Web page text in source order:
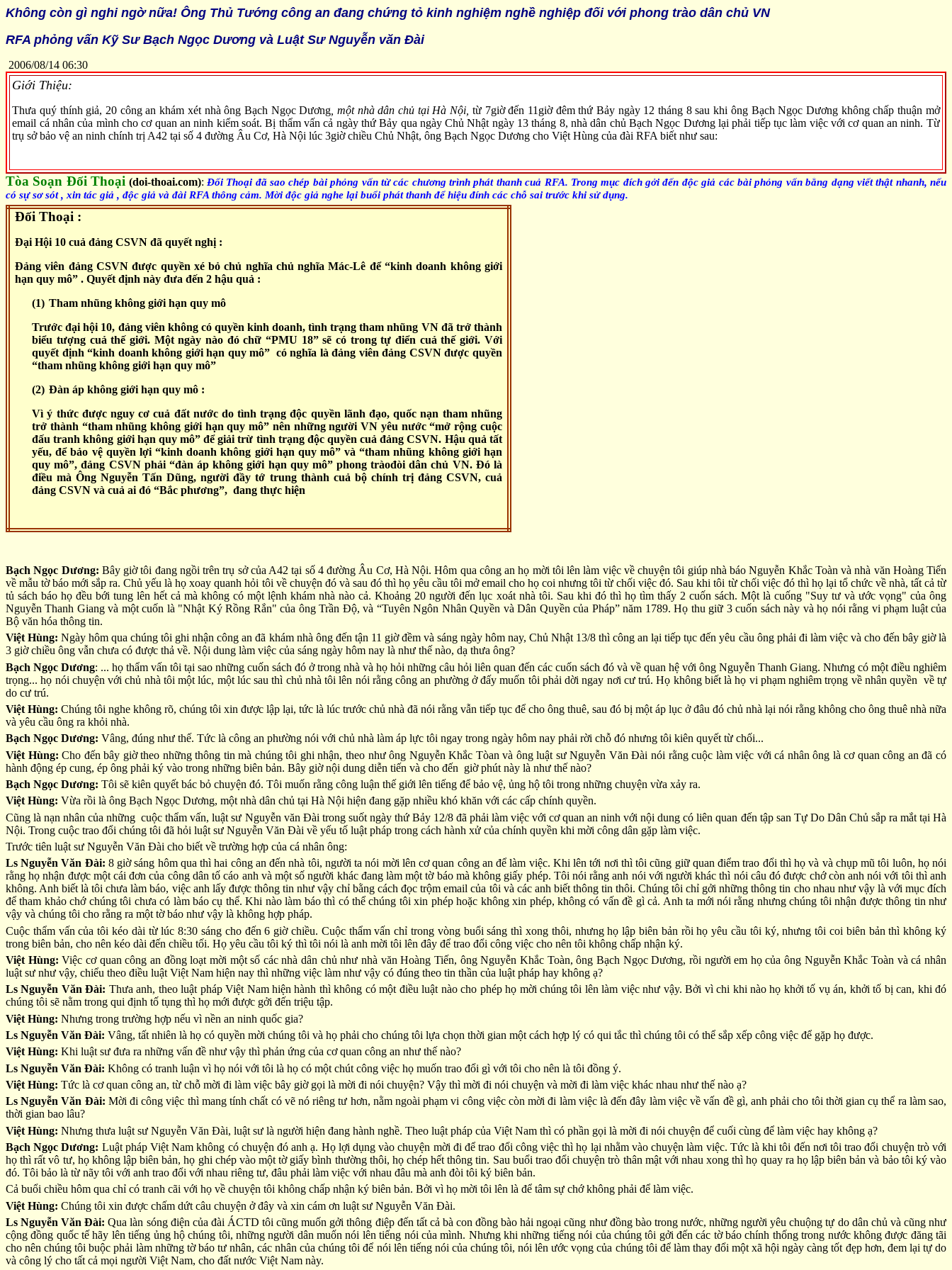
Không còn gì nghi ngờ nữa! Ông Thủ Tướng công an đang chứng tỏ kinh nghiệm nghề nghiệp đối với phong trào dân chủ VN
RFA phỏng vấn Kỹ Sư Bạch Ngọc Dương và Luật Sư Nguyễn văn Đài
2006/08/14 06:30
Giới Thiệu:
Thưa quý thính giả, 20 công an khám xét nhà ông Bạch Ngọc Dương , một nhà dân chủ tại Hà Nội, từ 7giờ đến 11giờ đêm thứ Bảy ngày 12 tháng 8 sau khi ông Bạch Ngọc Dương không chấp thuận mở
email cá nhân của mình cho cơ quan an ninh kiểm soát. Bị thẩm vấn cả ngày thứ Bảy qua ngày Chủ Nhật ngày 13 tháng 8, nhà dân chủ Bạch Ngọc Dương lại phải tiếp tục làm việc với cơ quan an ninh. Từ
trụ sở bảo vệ an ninh chính trị A42 tại số 4 đường Âu Cơ, Hà Nội lúc 3giờ chiều Chủ Nhật, ông Bạch Ngọc Dương cho Việt Hùng của đài RFA biết như sau:
Tòa Soạn Đối Thoại (doi-thoai.com): Đối Thoại đã sao chép bài phỏng vấn từ các chương trình phát thanh cuả RFA. Trong mục đích gởi đến độc giả các bài phỏng vấn bằng dạng viết thật nhanh, nếu
có sự sơ sót , xin tác giả , độc giả và đài RFA thông cảm. Mời độc giả nghe lại buổi phát thanh để hiệu đính các chỗ sai trước khi sử dụng.
Đối Thoại :
Đại Hội 10 cuả đảng CSVN đã quyết nghị :
Đảng viên đảng CSVN được quyền xé bỏ chủ nghĩa chủ nghĩa Mác-Lê để “kinh doanh không giới
hạn quy mô” . Quyết định này đưa đến 2 hậu quả :
(1) Tham nhũng không giới hạn quy mô
Trước đại hội 10, đảng viên không có quyền kinh doanh, tình trạng tham nhũng VN đã trở thành
biểu tượng cuả thế giới. Một ngày nào đó chữ “PMU 18” sẽ có trong tự điển cuả thế giới. Với
quyết định “kinh doanh không giới hạn quy mô” có nghĩa là đảng viên đảng CSVN được quyền
“tham nhũng không giới hạn quy mô”
(2) Đàn áp không giới hạn quy mô :
Vì ý thức được nguy cơ cuả đất nước do tình trạng độc quyền lãnh đạo, quốc nạn tham nhũng
trở thành “tham nhũng không giới hạn quy mô” nên những người VN yêu nước “mở rộng cuộc
đấu tranh không giới hạn quy mô” để giải trừ tình trạng độc quyền cuả đảng CSVN. Hậu quả tất
yếu, để bảo vệ quyền lợi “kinh doanh không giới hạn quy mô” và “tham nhũng không giới hạn
quy mô”, đảng CSVN phải “đàn áp không giới hạn quy mô” phong tràođòi dân chủ VN. Đó là
điều mà Ông Nguyễn Tấn Dũng, người đầy tớ trung thành cuả bộ chính trị đảng CSVN, cuả
đảng CSVN và cuả ai đó “Bắc phương”, đang thực hiện
Bạch Ngọc Dương: Bây giờ tôi đang ngồi trên trụ sở của A42 tại số 4 đường Âu Cơ, Hà Nội. Hôm qua công an họ mời tôi lên làm việc về chuyện tôi giúp nhà báo Nguyễn Khắc Toàn và nhà văn Hoàng Tiến
về mẫu tờ báo mới sắp ra. Chủ yếu là họ xoay quanh hỏi tôi về chuyện đó và sau đó thì họ yêu cầu tôi mở email cho họ coi nhưng tôi từ chối việc đó. Sau khi tôi từ chối việc đó thì họ lại tổ chức về nhà, tất cả từ
tủ sách báo họ đều bới tung lên hết cả mà không có một lệnh khám nhà nào cả. Khoảng 20 người đến lục xoát nhà tôi. Sau khi đó thì họ tìm thấy 2 cuốn sách. Một là cuống "Suy tư và ước vọng" của ông
Nguyễn Thanh Giang và một cuốn là "Nhật Ký Rồng Rắn" của ông Trần Độ, và “Tuyên Ngôn Nhân Quyền và Dân Quyền của Pháp” năm 1789. Họ thu giữ 3 cuốn sách này và họ nói rằng vi phạm luật của
Bộ văn hóa thông tin.
Việt Hùng: Ngày hôm qua chúng tôi ghi nhận công an đã khám nhà ông đến tận 11 giờ đềm và sáng ngày hôm nay, Chủ Nhật 13/8 thì công an lại tiếp tục đến yêu cầu ông phải đi làm việc và cho đến bây giờ là
3 giờ chiều ông vẫn chưa có được thả về. Nội dung làm việc của sáng ngày hôm nay là như thế nào, dạ thưa ông?
Bạch Ngọc Dương: ... họ thẩm vấn tôi tại sao những cuốn sách đó ở trong nhà và họ hỏi những câu hỏi liên quan đến các cuốn sách đó và về quan hệ với ông Nguyễn Thanh Giang. Nhưng có một điều nghiêm
trọng... họ nói chuyện với chủ nhà tôi một lúc, một lúc sau thì chủ nhà tôi lên nói rằng công an phường ở đấy muốn tôi phải dời ngay nơi cư trú. Họ không biết là họ vi phạm nghiêm trọng về nhân quyền về tự
do cư trú.
Việt Hùng: Chúng tôi nghe không rõ, chúng tôi xin được lập lại, tức là lúc trước chủ nhà đã nói rằng vẫn tiếp tục để cho ông thuê, sau đó bị một áp lục ở đâu đó chủ nhà lại nói rằng không cho ông thuê nhà nữa
và yêu cầu ông ra khỏi nhà.
Bạch Ngọc Dương: Vâng, đúng như thế. Tức là công an phường nói với chủ nhà làm áp lực tôi ngay trong ngày hôm nay phải rời chỗ đó nhưng tôi kiên quyết từ chối...
Việt Hùng:Cho đến bây giờ theo những thông tin mà chúng tôi ghi nhận, theo như ông Nguyễn Khắc Tòan và ông luật sư Nguyễn Văn Đài nói rằng cuộc làm việc với cá nhân ông là cơ quan công an đã có
hành động ép cung, ép ông phải ký vào trong những biên bản. Bây giờ nội dung diễn tiến và cho đến giờ phút này là như thế nào?
Bạch Ngọc Dương: Tôi sẽ kiên quyết bác bỏ chuyện đó. Tôi muốn rằng công luận thế giới lên tiếng để bảo vệ, ủng hộ tôi trong những chuyện vừa xảy ra.
Việt Hùng: Vừa rồi là ông Bạch Ngọc Dương, một nhà dân chủ tại Hà Nội hiện đang gặp nhiều khó khăn với các cấp chính quyền.
Cũng là nạn nhân của những cuộc thẩm vấn, luật sư Nguyễn văn Đài trong suốt ngày thứ Bảy 12/8 đã phải làm việc với cơ quan an ninh với nội dung có liên quan đến tập san Tự Do Dân Chủ sắp ra mắt tại Hà
Nội. Trong cuộc trao đổi chúng tôi đã hỏi luật sư Nguyễn Văn Đài về yếu tố luật pháp trong cách hành xử của chính quyền khi mời công dân gặp làm việc.
Trước tiên luật sư Nguyễn Văn Đài cho biết về trường hợp của cá nhân ông:
Ls Nguyễn Văn Đài: 8 giờ sáng hôm qua thì hai công an đến nhà tôi, người ta nói mời lên cơ quan công an để làm việc. Khi lên tới nơi thì tôi cũng giữ quan điểm trao đổi thì họ và và chụp mũ tôi luôn, họ nói
rằng họ nhận được một cái đơn của công dân tố cáo anh và một số người khác đang làm một tờ báo mà không giấy phép. Tôi nói rằng anh nói với người khác thì nói câu đó được chớ còn anh nói với tôi thì anh
không. Anh biết là tôi chưa làm báo, việc anh lấy được thông tin như vậy chỉ bằng cách đọc trộm email của tôi và các anh biết thông tin thôi. Chúng tôi chỉ gởi những thông tin cho nhau như vậy là với mục đích
để tham khảo chớ chúng tôi chưa có làm báo cụ thể. Khi nào làm báo thì có thể chúng tôi xin phép hoặc không xin phép, không có vấn đề gì cả. Anh ta mới nói rằng nhưng chúng tôi nhận được thông tin như
vậy và chúng tôi cho rằng ra một tờ báo như vậy là không hợp pháp.
Cuộc thẩm vấn của tôi kéo dài từ lúc 8:30 sáng cho đến 6 giờ chiều. Cuộc thẩm vấn chỉ trong vòng buổi sáng thì xong thôi, nhưng họ lập biên bản rồi họ yêu cầu tôi ký, nhưng tôi coi biên bản thì không ký
trong biên bản, cho nên kéo dài đến chiều tối. Họ yêu cầu tôi ký thì tôi nói là anh mời tôi lên đây để trao đổi công việc cho nên tôi không chấp nhận ký.
Việt Hùng: Việc cơ quan công an đồng loạt mời một số các nhà dân chủ như nhà văn Hoàng Tiến, ông Nguyễn Khắc Toàn, ông Bạch Ngọc Dương, rồi người em họ của ông Nguyễn Khắc Toàn và cá nhân
luật sư như vậy, chiểu theo điều luật Việt Nam hiện nay thì những việc làm như vậy có đúng theo tin thần của luật pháp hay không ạ?
Ls Nguyễn Văn Đài: Thưa anh, theo luật pháp Việt Nam hiện hành thì không có một điều luật nào cho phép họ mời chúng tôi lên làm việc như vậy. Bởi vì chi khi nào họ khởi tố vụ án, khởi tố bị can, khi đó
chúng tôi sẽ nằm trong qui định tố tụng thì họ mới được gởi đến triệu tập.
Việt Hùng: Nhưng trong trường hợp nếu vì nền an ninh quốc gia?
Ls Nguyễn Văn Đài: Vâng, tất nhiên là họ có quyền mời chúng tôi và họ phải cho chúng tôi lựa chọn thời gian một cách hợp lý có qui tắc thì chúng tôi có thể sắp xếp công việc để gặp họ được.
Việt Hùng: Khi luật sư đưa ra những vấn đề như vậy thì phản ứng của cơ quan công an như thế nào?
Ls Nguyễn Văn Đài: Không có tranh luận vì họ nói với tôi là họ có một chút công việc họ muốn trao đổi gì với tôi cho nên là tôi đồng ý.
Việt Hùng: Tức là cơ quan công an, từ chỗ mời đi làm việc bây giờ gọi là mời đi nói chuyện? Vậy thì mời đi nói chuyện và mời đi làm việc khác nhau như thế nào ạ?
Ls Nguyễn Văn Đài: Mời đi công việc thì mang tính chất có vẽ nó riêng tư hơn, nằm ngoài phạm vi công việc còn mời đi làm việc là đến đây làm việc về vấn đề gì, anh phải cho tôi thời gian cụ thể ra làm sao,
thời gian bao lâu?
Việt Hùng: Nhưng thưa luật sư Nguyễn Văn Đài, luật sư là người hiện đang hành nghề. Theo luật pháp của Việt Nam thì có phần gọi là mời đi nói chuyện để cuối cùng để làm việc hay không ạ?
Bạch Ngọc Dương: Luật pháp Việt Nam không có chuyện đó anh ạ. Họ lợi dụng vào chuyện mời đi để trao đổi công việc thì họ lại nhằm vào chuyện làm việc. Tức là khi tôi đến nơi tôi trao đổi chuyện trò với
họ thì rất vô tư, họ không lập biên bản, họ ghi chép vào một tờ giấy bình thường thôi, họ chép hết thông tin. Sau buổi trao đổi chuyện trò thân mật với nhau xong thì họ quay ra họ lập biên bản và bảo tôi ký vào
đó. Tôi bảo là từ nãy tôi với anh trao đổi với nhau riêng tư, đâu phải làm việc với nhau đâu mà anh đòi tôi ký biên bản.
Cả buổi chiều hôm qua chỉ có tranh cãi với họ về chuyện tôi không chấp nhận ký biên bản. Bởi vì họ mời tôi lên là để tâm sự chớ không phải để làm việc.
Việt Hùng: Chúng tôi xin được chấm dứt câu chuyện ở đây và xin cám ơn luật sư Nguyễn Văn Đài.
Ls Nguyễn Văn Đài: Qua làn sóng điện của đài ÁCTD tôi cũng muốn gởi thông điệp đến tất cả bà con đồng bào hải ngoại cũng như đồng bào trong nước, những người yêu chuộng tự do dân chủ và cũng như
cộng đồng quốc tế hãy lên tiếng ủng hộ chúng tôi, những người dân muốn nói lên tiếng nói của mình. Nhưng khi những tiếng nói của chúng tôi gởi đến các tờ báo chính thống trong nước không được đăng tãi
cho nên chúng tôi buộc phải làm những tờ báo tư nhân, các nhân của chúng tôi để nói lên tiếng nói của chúng tôi, nói lên ước vọng của chúng tôi để làm thay đổi một xã hội ngày càng tốt đẹp hơn, đem lại tự do
và công lý cho tất cả mọi người Việt Nam, cho đất nước Việt Nam này.